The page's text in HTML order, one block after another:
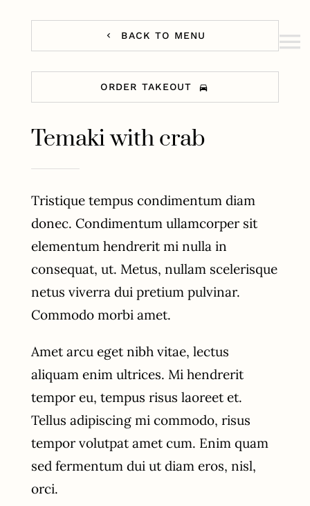
innehållet
Menyer
Catering
Om oss
Kontakt
Vinklubben
BACK TO MENU
ORDER TAKEOUT
Temaki with crab
Tristique tempus condimentum diam
donec. Condimentum ullamcorper sit
elementum hendrerit mi nulla in
consequat, ut. Metus, nullam scelerisque
netus viverra dui pretium pulvinar.
Commodo morbi amet.
Amet arcu eget nibh vitae, lectus
aliquam enim ultrices. Mi hendrerit
tempor eu, tempus risus laoreet et.
Tellus adipiscing mi commodo, risus
tempor volutpat amet cum. Enim quam
sed fermentum dui ut diam eros, nisl,
orci.